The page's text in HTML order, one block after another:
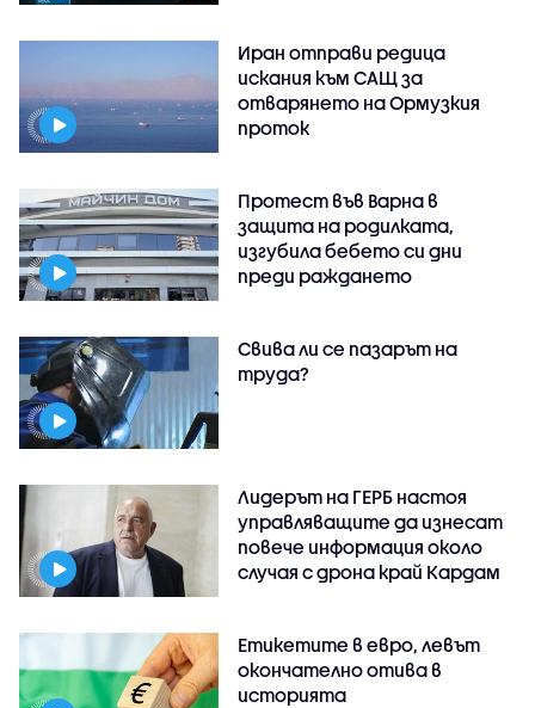
Иран отправи редица
искания към САЩ за
отварянето на Ормузкия
проток
Протест във Варна в
защита на родилката,
изгубила бебето си дни
преди раждането
Свива ли се пазарът на
труда?
Лидерът на ГЕРБ настоя
управляващите да изнесат
повече информация около
случая с дрона край Кардам
Етикетите в евро, левът
окончателно отива в
историята